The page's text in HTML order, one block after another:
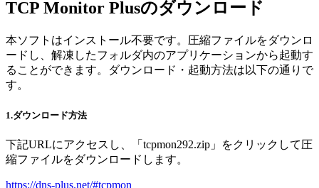
TCP Monitor Plusのダウンロード
本ソフトはインストール不要です。圧縮ファイルをダウンロ
ードし、解凍したフォルダ内のアプリケーションから起動す
ることができます。ダウンロード・起動方法は以下の通りで
す。
1.ダウンロード方法
下記URLにアクセスし、「tcpmon292.zip」をクリックして圧
縮ファイルをダウンロードします。
https://dns-plus.net/#tcpmon